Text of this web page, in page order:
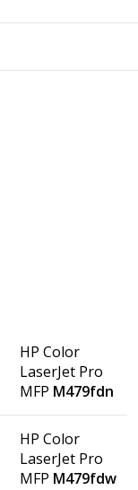
HP Color
LaserJet Pro
MFP M479fdn
HP Color
LaserJet Pro
MFP M479fdw